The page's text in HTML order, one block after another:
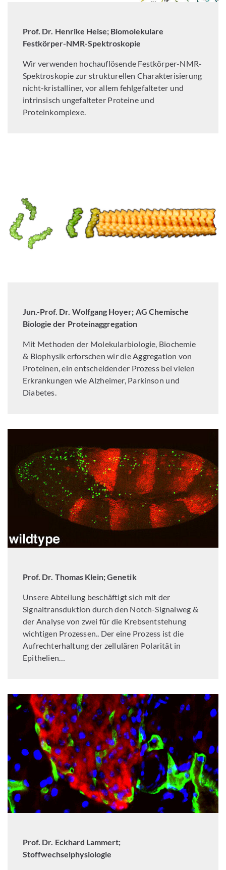
Prof. Dr. Henrike Heise; Biomolekulare
Festkörper-NMR-Spektroskopie
Wir verwenden hochauflösende Festkörper-NMR-
Spektroskopie zur strukturellen Charakterisierung
nicht-kristalliner, vor allem fehlgefalteter und
intrinsisch ungefalteter Proteine und
Proteinkomplexe.
Jun.-Prof. Dr. Wolfgang Hoyer; AG Chemische
Biologie der Proteinaggregation
Mit Methoden der Molekularbiologie, Biochemie
& Biophysik erforschen wir die Aggregation von
Proteinen, ein entscheidender Prozess bei vielen
Erkrankungen wie Alzheimer, Parkinson und
Diabetes.
Prof. Dr. Thomas Klein; Genetik
Unsere Abteilung beschäftigt sich mit der
Signaltransduktion durch den Notch-Signalweg &
der Analyse von zwei für die Krebsentstehung
wichtigen Prozessen.. Der eine Prozess ist die
Aufrechterhaltung der zellulären Polarität in
Epithelien…
Prof. Dr. Eckhard Lammert;
Stoffwechselphysiologie